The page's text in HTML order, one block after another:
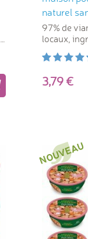
naturel
Arquivet
97% de
locaux,
3,79